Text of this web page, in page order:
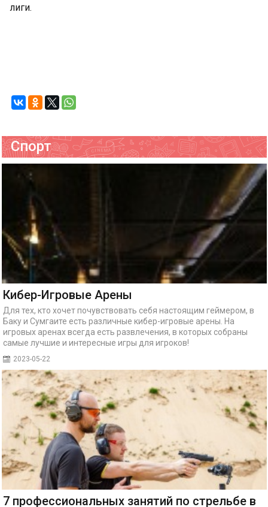
лиги.
Спорт
Кибер-Игровые Арены
Для тех, кто хочет почувствовать себя настоящим геймером, в
Баку и Сумгаите есть различные кибер-игровые арены. На
игровых аренах всегда есть развлечения, в которых собраны
самые лучшие и интересные игры для игроков!
2023-05-22
7 профессиональных занятий по стрельбе в